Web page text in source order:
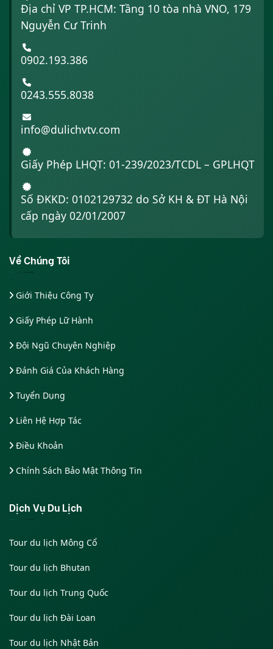
Địa chỉ VP TP.HCM: Tầng 10 tòa nhà VNO, 179
Nguyễn Cư Trinh
0902.193.386
0243.555.8038
info@dulichvtv.com
Giấy Phép LHQT: 01-239/2023/TCDL – GPLHQT
Số ĐKKD: 0102129732 do Sở KH & ĐT Hà Nội
cấp ngày 02/01/2007
Về Chúng Tôi
Giới Thiệu Công Ty
Giấy Phép Lữ Hành
Đội Ngũ Chuyên Nghiệp
Đánh Giá Của Khách Hàng
Tuyển Dụng
Liên Hệ Hợp Tác
Điều Khoản
Chính Sách Bảo Mật Thông Tin
Dịch Vụ Du Lịch
Tour du lịch Mông Cổ
Tour du lịch Bhutan
Tour du lịch Trung Quốc
Tour du lịch Đài Loan
Tour du lịch Nhật Bản